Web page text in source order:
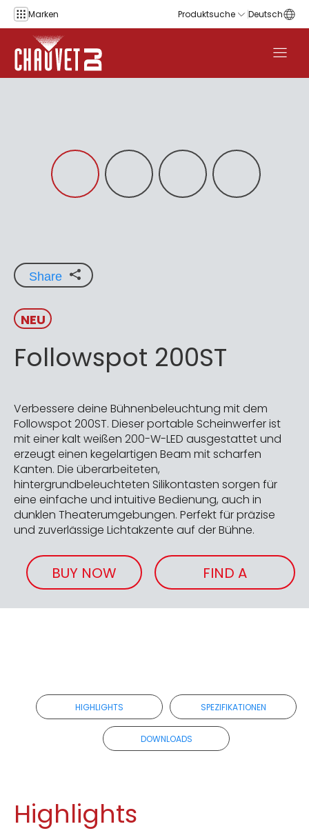
Zum Inhalt springen
Marken Produktsuche Deutsch
Share
NEU
Followspot 200ST
Verbessere deine Bühnenbeleuchtung mit dem
Followspot 200ST. Dieser portable Scheinwerfer ist
mit einer kalt weißen 200-W-LED ausgestattet und
erzeugt einen kegelartigen Beam mit scharfen
Kanten. Die überarbeiteten,
hintergrundbeleuchteten Silikontasten sorgen für
eine einfache und intuitive Bedienung, auch in
dunklen Theaterumgebungen. Perfekt für präzise
und zuverlässige Lichtakzente auf der Bühne.
BUY NOW
FIND A
RETAILER
HIGHLIGHTS SPEZIFIKATIONEN
DOWNLOADS
Highlights